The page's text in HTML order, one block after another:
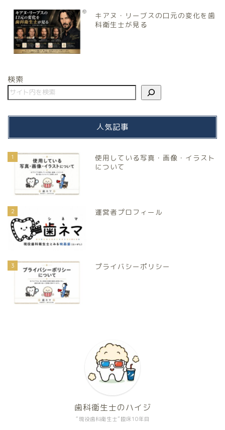
キアヌ・リーブスの口元の変化を歯
科衛生士が見る
検索
人気記事
1
使用している写真・画像・イラスト
について
2 運営者プロフィール
3 プライバシーポリシー
“現役歯科衛生士”臨床10年目
歯科衛生士のハイジ